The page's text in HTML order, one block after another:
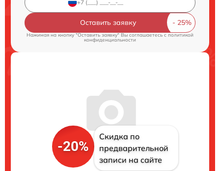
Оставить заявку
Нажимая на кнопку "Оставить заявку" Вы соглашаетесь cполитикой
конфиденциальности
-20%
Скидка по
предварительной
записи на сайте